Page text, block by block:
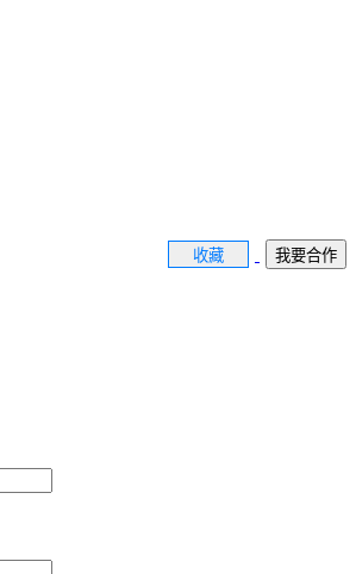
收藏 我要合作